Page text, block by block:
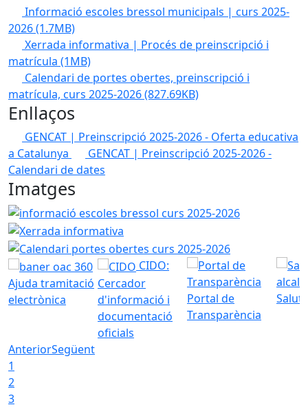
Informació escoles bressol municipals | curs 2025-
2026(1.7MB)
Xerrada informativa | Procés de preinscripció i
matrícula (1MB)
Calendari de portes obertes, preinscripció i
matrícula, curs 2025-2026(827.69KB)
Enllaços
GENCAT | Preinscripció 2025-2026 - Oferta educativa
a Catalunya
GENCAT | Preinscripció 2025-2026 -
Calendari de dates
Imatges
informació escoles bressol curs 2025-2026
Xerrada
Ajuda tramitació
electrònica
CIDO:
Cercador
d'informació i
documentació
oficials
Portal de
Transparència
AnteriorSegüent
1
2
3